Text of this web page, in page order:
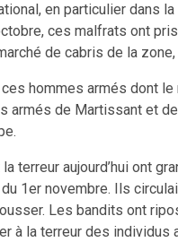
en particulier
ces malfrats ont
de cabris de la
hommes armés dont
de Martissant et
aujourd’hui ont
1er novembre. Ils
Les bandits ont
à la terreur des